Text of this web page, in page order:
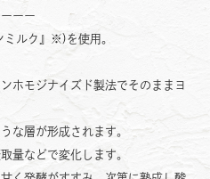
ーー
ミルク』※)を使用。
ホモジナイズド製法でそのままヨ
な層が形成されます。
量などで変化します。